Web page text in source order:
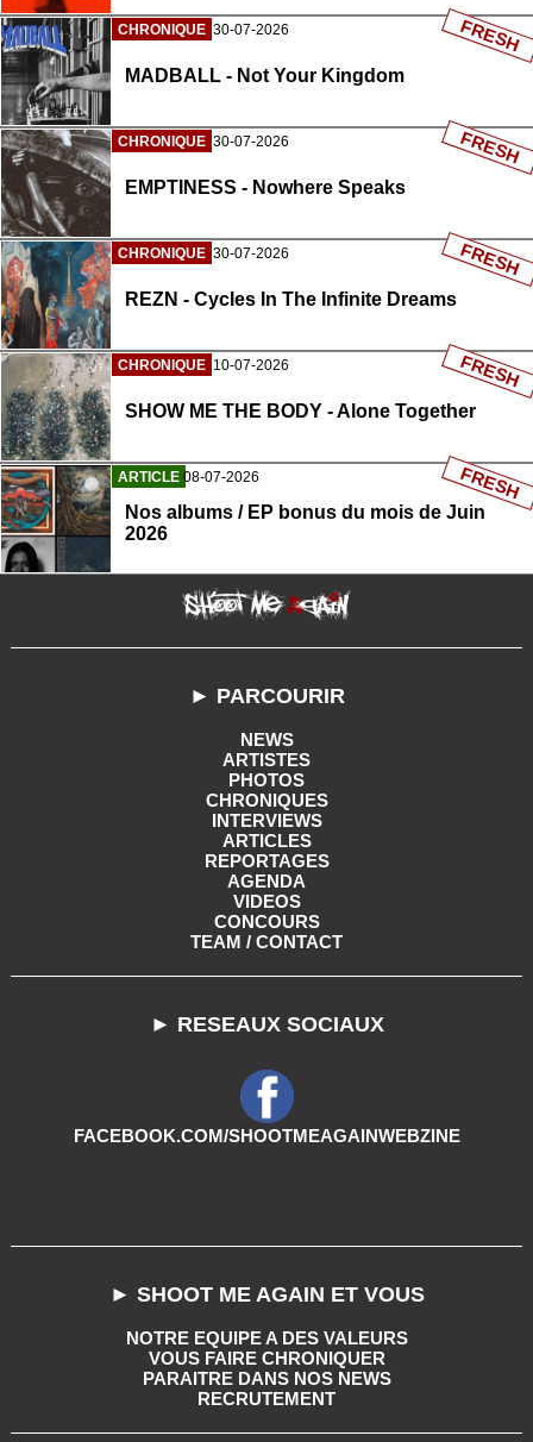
CHRONIQUE 30-07-2026
MADBALL - Not Your Kingdom
FRESH
CHRONIQUE 30-07-2026
EMPTINESS - Nowhere Speaks
FRESH
CHRONIQUE 30-07-2026
REZN - Cycles In The Infinite Dreams
FRESH
CHRONIQUE 10-07-2026
SHOW ME THE BODY - Alone Together
FRESH
ARTICLE 08-07-2026
Nos albums / EP bonus du mois de Juin
2026
FRESH
► PARCOURIR
NEWS
ARTISTES
PHOTOS
CHRONIQUES
INTERVIEWS
ARTICLES
REPORTAGES
AGENDA
VIDEOS
CONCOURS
TEAM / CONTACT
► RESEAUX SOCIAUX
FACEBOOK.COM/SHOOTMEAGAINWEBZINE
► SHOOT ME AGAIN ET VOUS
NOTRE EQUIPE A DES VALEURS
VOUS FAIRE CHRONIQUER
PARAITRE DANS NOS NEWS
RECRUTEMENT